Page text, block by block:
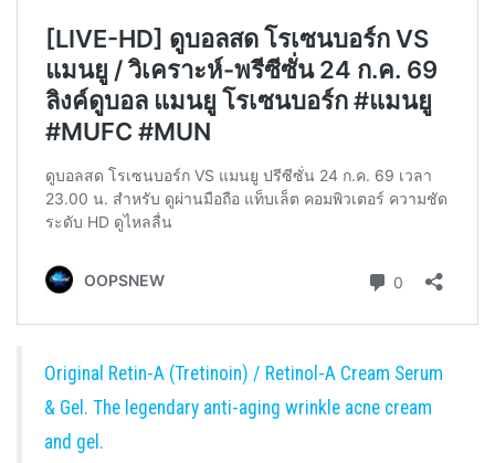
Original Retin-A (Tretinoin) / Retinol-A Cream Serum
& Gel. The legendary anti-aging wrinkle acne cream
and gel.